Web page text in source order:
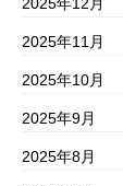
2025年12月
2025年11月
2025年10月
2025年9月
2025年8月